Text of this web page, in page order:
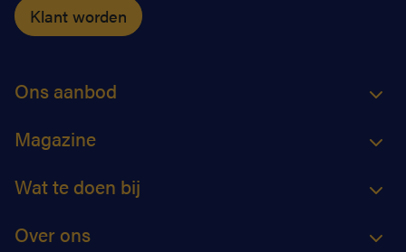
Klant worden
Ons aanbod
Magazine
Wat te doen bij
Over ons